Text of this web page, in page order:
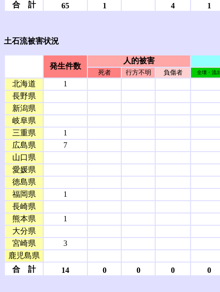
合 計
65 1 4 1
土石流被害状況
発生件数
人的被害
死者 行方不明 負傷者 全壊・流
北海道
1
長野県
新潟県
岐阜県
三重県
1
広島県
7
山口県
愛媛県
徳島県
福岡県
1
長崎県
熊本県
1
大分県
宮崎県
3
鹿児島県
合 計
14 0 0 0 0